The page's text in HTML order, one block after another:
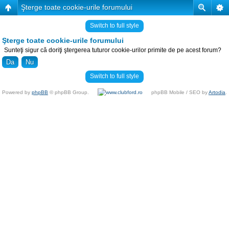
Şterge toate cookie-urile forumului
Switch to full style
Şterge toate cookie-urile forumului
Sunteţi sigur că doriţi ştergerea tuturor cookie-urilor primite de pe acest forum?
Switch to full style
Powered by phpBB © phpBB Group. phpBB Mobile / SEO byArtodia